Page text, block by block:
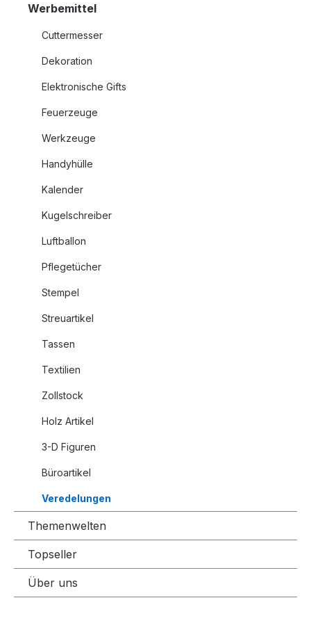
Werbemittel
Cuttermesser
Dekoration
Elektronische Gifts
Feuerzeuge
Werkzeuge
Handyhülle
Kalender
Kugelschreiber
Luftballon
Pflegetücher
Stempel
Streuartikel
Tassen
Textilien
Zollstock
Holz Artikel
3-D Figuren
Büroartikel
Veredelungen
Themenwelten
Topseller
Über uns